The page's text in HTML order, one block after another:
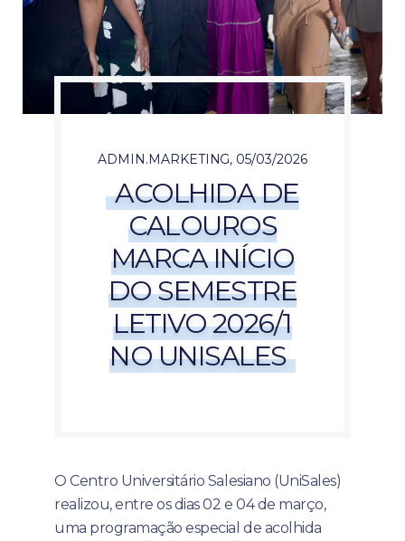
ADMIN.MARKETING, 05/03/2026
ACOLHIDA DE
CALOUROS
MARCA INÍCIO
DO SEMESTRE
LETIVO 2026/1
NO UNISALES
O Centro Universitário Salesiano (UniSales)
realizou, entre os dias 02 e 04 de março,
uma programação especial de acolhida